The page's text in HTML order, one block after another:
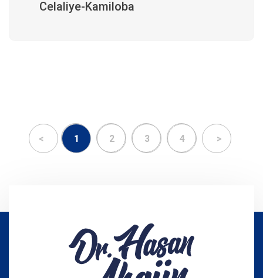
Celaliye-Kamiloba
< 1 2 3 4 >